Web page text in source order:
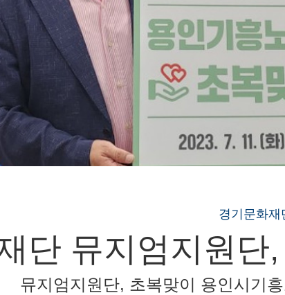
경기문화재
단 뮤지엄지원단
뮤지엄지원단, 초복맞이 용인시기